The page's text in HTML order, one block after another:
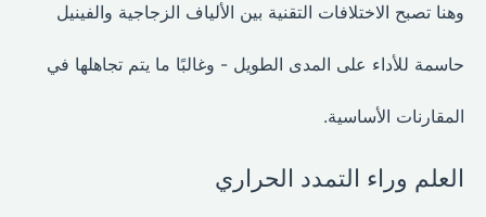
وهنا تصبح الاختلافات التقنية بين الألياف الزجاجية والفينيل
حاسمة للأداء على المدى الطويل - وغالبًا ما يتم تجاهلها في
المقارنات الأساسية.
العلم وراء التمدد الحراري